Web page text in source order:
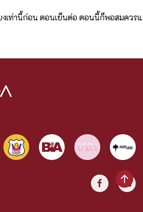
านี้ก่อน ตอนเย็นต่อ ตอนนี้ก็พอสมควรแ